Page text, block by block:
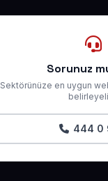
Sorunuz
Sektörünüze en uygun
444 0